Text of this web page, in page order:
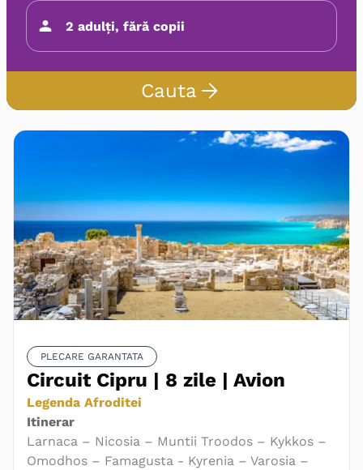
Cauta
PLECARE GARANTATA
Circuit Cipru | 8 zile | Avion
Legenda Afroditei
Itinerar
Larnaca – Nicosia – Muntii Troodos – Kykkos –
Omodhos – Famagusta - Kyrenia – Varosia –